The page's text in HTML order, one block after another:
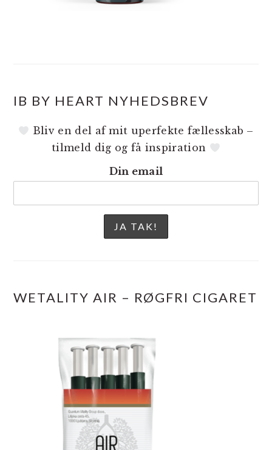
IB BY HEART NYHEDSBREV
Bliv en del af mit uperfekte fællesskab –
tilmeld dig og få inspiration
Din email
WETALITY AIR – RØGFRI CIGARET